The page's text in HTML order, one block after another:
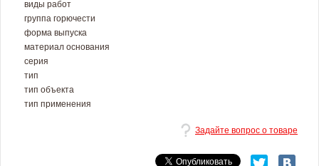
виды работ
группа горючести
форма выпуска
материал основания
серия
тип
тип объекта
тип применения
Задайте вопрос о товаре